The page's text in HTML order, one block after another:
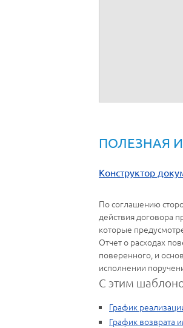
ПОЛЕЗНАЯ
Конструктор
По соглашению
действия договора
которые
Отчет о расходах
поверенного, и
исполнении
С этим
График
График возврата